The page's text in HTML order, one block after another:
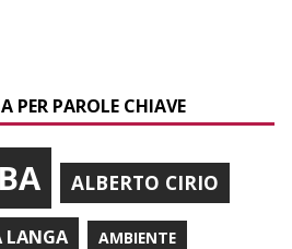
PER PAROLE CHIAVE
ALBERTO CIRIO
LANGA AMBIENTE